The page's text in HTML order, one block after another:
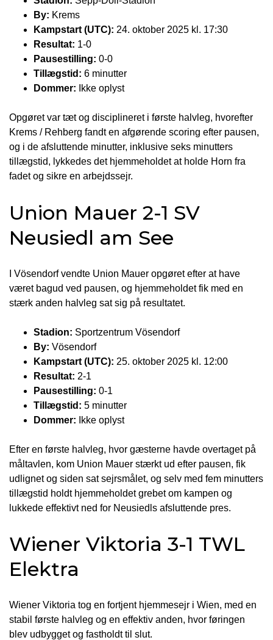
By: Krems
Kampstart (UTC): 24. oktober 2025 kl. 17:30
Resultat: 1-0
Pausestilling: 0-0
Tillægstid: 6 minutter
Dommer: Ikke oplyst
Opgøret var tæt og disciplineret i første halvleg, hvorefter
Krems / Rehberg fandt en afgørende scoring efter pausen,
og i de afsluttende minutter, inklusive seks minutters
tillægstid, lykkedes det hjemmeholdet at holde Horn fra
fadet og sikre en arbejdssejr.
Union Mauer 2-1 SV
Neusiedl am See
I Vösendorf vendte Union Mauer opgøret efter at have
været bagud ved pausen, og hjemmeholdet fik med en
stærk anden halvleg sat sig på resultatet.
Stadion: Sportzentrum Vösendorf
By: Vösendorf
Kampstart (UTC): 25. oktober 2025 kl. 12:00
Resultat: 2-1
Pausestilling: 0-1
Tillægstid: 5 minutter
Dommer: Ikke oplyst
Efter en første halvleg, hvor gæsterne havde overtaget på
måltavlen, kom Union Mauer stærkt ud efter pausen, fik
udlignet og siden sat sejrsmålet, og selv med fem minutters
tillægstid holdt hjemmeholdet grebet om kampen og
lukkede effektivt ned for Neusiedls afsluttende pres.
Wiener Viktoria 3-1 TWL
Elektra
Wiener Viktoria tog en fortjent hjemmesejr i Wien, med en
stabil første halvleg og en effektiv anden, hvor føringen
blev udbygget og fastholdt til slut.